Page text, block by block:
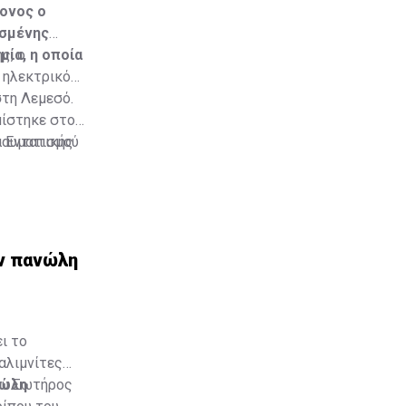
ο
η οποία
ο
Λεμεσό.
στο
πανώλη
το
Σωτήρος